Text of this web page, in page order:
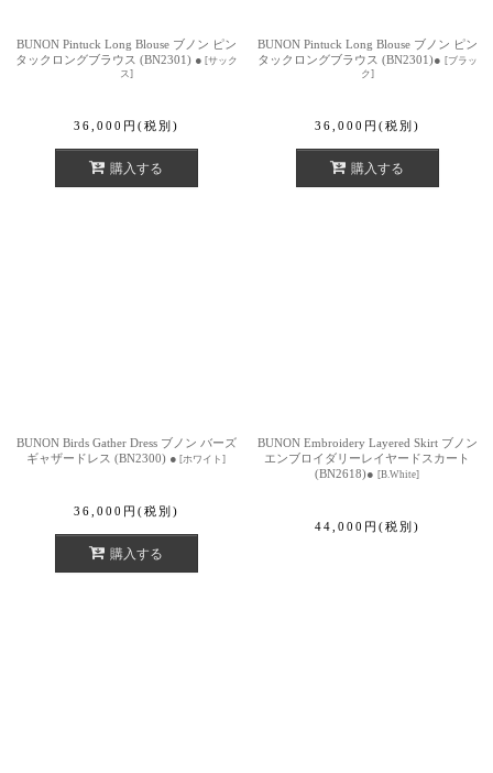
BUNON Pintuck Long Blouse ブノン ピン
タックロングブラウス (BN2301) ● [サック
ス]
36,000 円 (税別)
購入する
BUNON Pintuck Long Blouse ブノン ピン
タックロングブラウス (BN2301)● [ブラッ
ク]
36,000 円 (税別)
購入する
BUNON Birds Gather Dress ブノン バーズ
ギャザードレス (BN2300) ● [ホワイト ]
36,000 円 (税別)
購入する
BUNON Embroidery Layered Skirt ブノン
エンブロイダリーレイヤードスカート
(BN2618)● [B.White]
44,000 円 (税別)